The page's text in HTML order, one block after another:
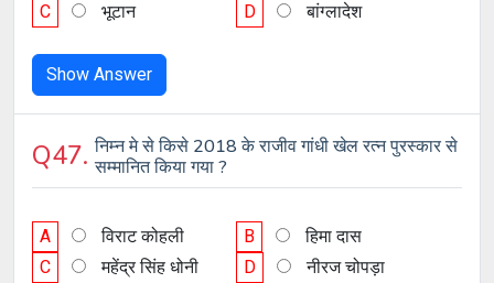
C
भूटान D बांग्लादेश
Show Answer
Q47.निम्न मे से किसे 2018 के राजीव गांधी खेल रत्न पुरस्कार से
सम्मानित किया गया ?
A विराट कोहली B
हिमा दास
C
महेंद्र सिंह धोनी D नीरज चोपड़ा